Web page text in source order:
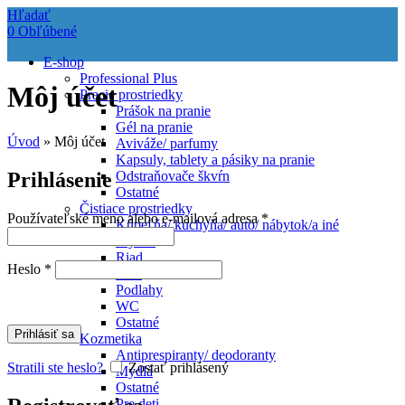
Hľadať
0 Obľúbené
E-shop
Professional Plus
Pracie prostriedky
Prášok na pranie
Gél na pranie
Aviváže/ parfumy
Kapsuly, tablety a pásiky na pranie
Odstraňovače škvŕn
Ostatné
Čistiace prostriedky
Kúpeľňa/ kuchyňa/ auto/ nábytok/a iné
Riad
Podlahy
WC
Ostatné
Kozmetika
Antiprespiranty/ deodoranty
Mydlá
Ostatné
Môj účet
Úvod » Môj účet
Prihlásenie
Používateľské meno alebo e-mailová adresa*
Heslo *
Prihlásiť sa
Stratili ste heslo? Zostať prihlásený